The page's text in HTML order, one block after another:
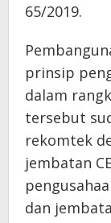
65/2019.
prinsip
dalam
tersebut
rekomtek
jembatan
dan